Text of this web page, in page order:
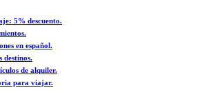
5% descuento.
en español.
destinos.
de alquiler.
para viajar.